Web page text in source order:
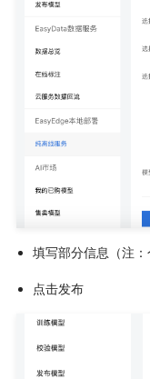
填写部分信息（注
点击发布